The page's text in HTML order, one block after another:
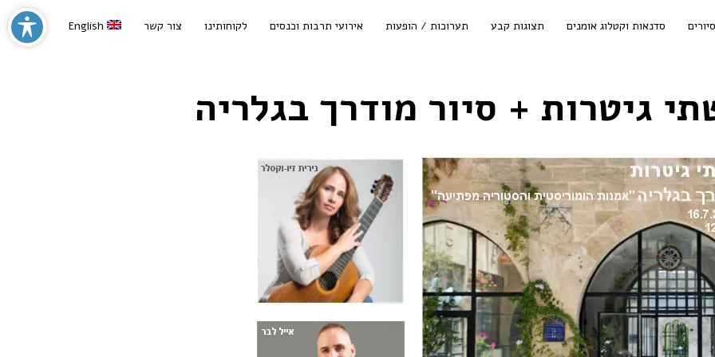
סיורים סדנאות וקטלוג אומנים תצוגות קבע תערוכות / הופעות אירועי תרבות וכנסים לקוחותינו צור קשר English + סיור מודרך בגלריה
גיטרות + סיור מודרך בגלריה